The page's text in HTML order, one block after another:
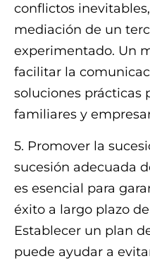
conflictos
mediación de un
experimentado. Un
facilitar la
soluciones prácticas
familiares y
5. Promover la
sucesión adecuada
es esencial para
éxito a largo plazo
Establecer un plan
puede ayudar a